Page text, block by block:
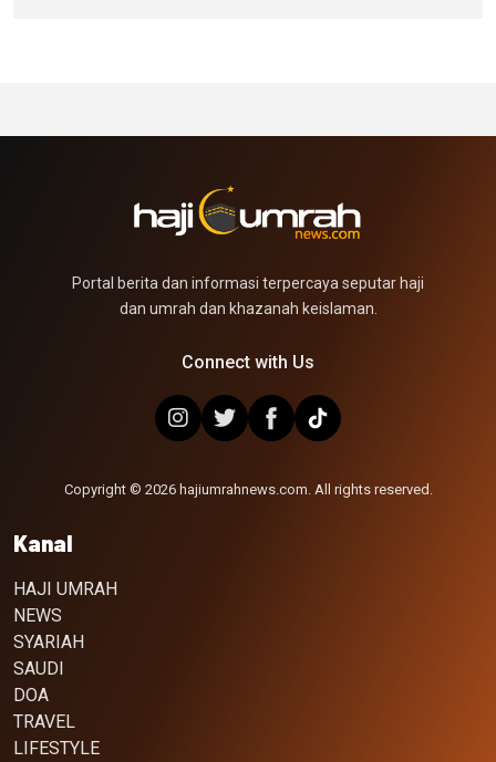
Portal berita dan informasi terpercaya seputar haji
dan umrah dan khazanah keislaman.
Connect with Us
Copyright © 2026 hajiumrahnews.com. All rights reserved.
Kanal
HAJI UMRAH
NEWS
SYARIAH
SAUDI
DOA
TRAVEL
LIFESTYLE